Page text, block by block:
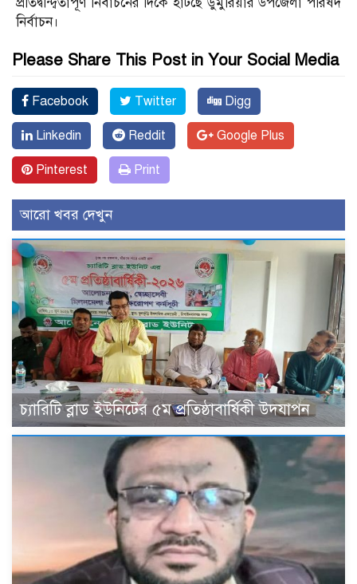
নির্বাচন।
Please Share This Post in Your Social Media
Facebook Twitter Digg
Linkedin Reddit Google Plus
Pinterest Print
আরো খবর দেখুন
চ্যারিটি ব্লাড ইউনিটের ৫ম প্রতিষ্ঠাবার্ষিকী উদযাপন